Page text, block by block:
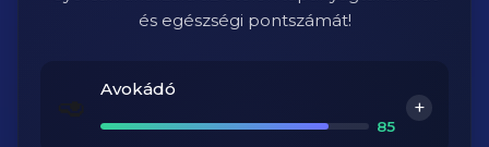
és egészségi pontszámát!
Avokádó
85
+